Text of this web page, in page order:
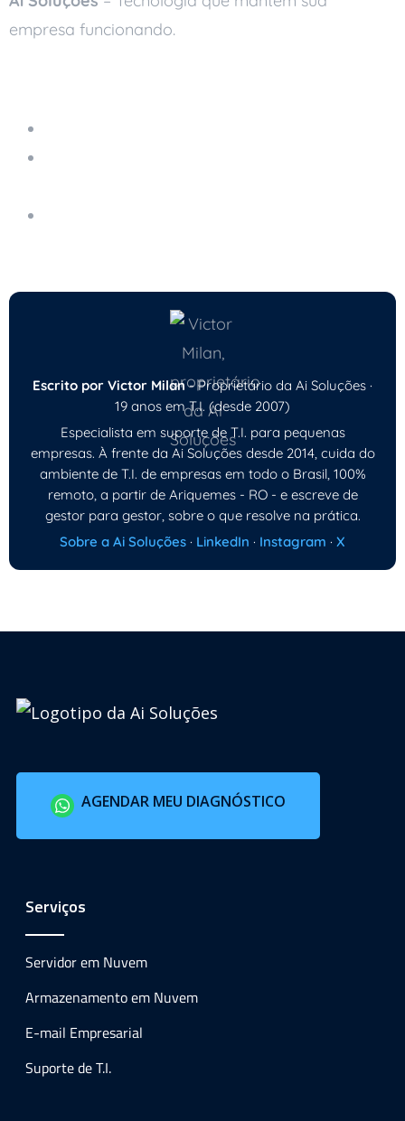
empresa funcionando.
Escrito por Victor Milan- Proprietário da Ai Soluções ·
19 anos em T.I. (desde 2007)
Especialista em suporte de T.I. para pequenas
empresas. À frente da Ai Soluções desde 2014, cuida do
ambiente de T.I. de empresas em todo o Brasil, 100%
remoto, a partir de Ariquemes - RO - e escreve de
gestor para gestor, sobre o que resolve na prática.
Sobre a Ai Soluções · LinkedIn · Instagram · X
AGENDAR MEU DIAGNÓSTICO
Serviços
Servidor em Nuvem
Armazenamento em Nuvem
E-mail Empresarial
Suporte de T.I.